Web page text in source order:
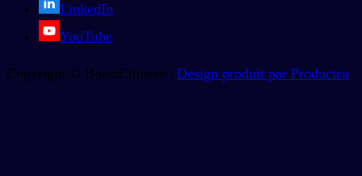
LinkedIn
YouTube
Copyright © BoostChinese | Design produit par Productea